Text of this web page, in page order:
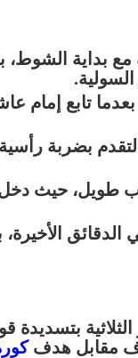
بداية الشوط،
الأهلي التعادل في الدقيقة 53،
هدف التقدم بضربة
طويل، حيث دخل
الأخيرة،
عاشور الثلاثية
مقابل هدف